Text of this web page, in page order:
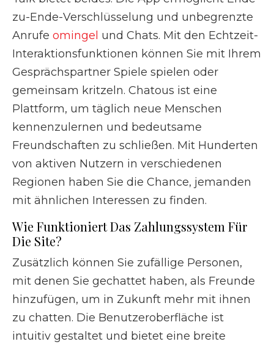
zu-Ende-Verschlüsselung und unbegrenzte
Anrufe omingel und Chats. Mit den Echtzeit-
Interaktionsfunktionen können Sie mit Ihrem
Gesprächspartner Spiele spielen oder
gemeinsam kritzeln. Chatous ist eine
Plattform, um täglich neue Menschen
kennenzulernen und bedeutsame
Freundschaften zu schließen. Mit Hunderten
von aktiven Nutzern in verschiedenen
Regionen haben Sie die Chance, jemanden
mit ähnlichen Interessen zu finden.
Wie Funktioniert Das Zahlungssystem Für
Die Site?
Zusätzlich können Sie zufällige Personen,
mit denen Sie gechattet haben, als Freunde
hinzufügen, um in Zukunft mehr mit ihnen
zu chatten. Die Benutzeroberfläche ist
intuitiv gestaltet und bietet eine breite